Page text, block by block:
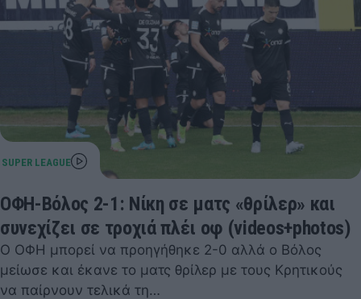
ΟΦΗ-Βόλος 2-1: Νίκη σε ματς «θρίλερ» και
συνεχίζει σε τροχιά πλέι οφ (videos+photos)
Ο ΟΦΗ μπορεί να προηγήθηκε 2-0 αλλά ο Βόλος
μείωσε και έκανε το ματς θρίλερ με τους Κρητικούς
να παίρνουν τελικά τη…